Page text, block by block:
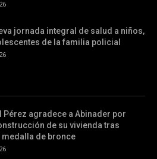
jornada integral de salud a niños,
de la familia policial
Pérez agradece a Abinader por
de su vivienda tras
de bronce